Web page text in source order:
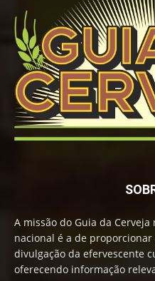
A missão do Guia da
nacional é a de
divulgação da efervescente
oferecendo informação